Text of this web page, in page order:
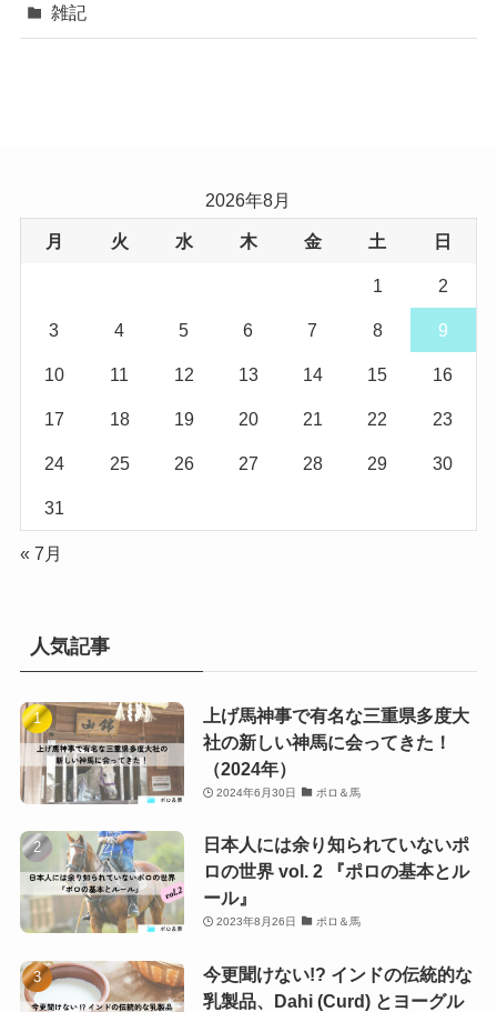
雑記
2026年8月
月 火 水 木 金 土 日
1 2
3 4 5 6 7 8 9
10 11 12 13 14 15 16
17 18 19 20 21 22 23
24 25 26 27 28 29 30
31
« 7月
人気記事
上げ馬神事で有名な三重県多度大
社の新しい神馬に会ってきた！
（2024年）
2024年6月30日 ポロ＆馬
日本人には余り知られていないポ
ロの世界 vol. 2 『ポロの基本とル
ール』
2023年8月26日 ポロ＆馬
今更聞けない!? インドの伝統的な
乳製品、Dahi (Curd) とヨーグル